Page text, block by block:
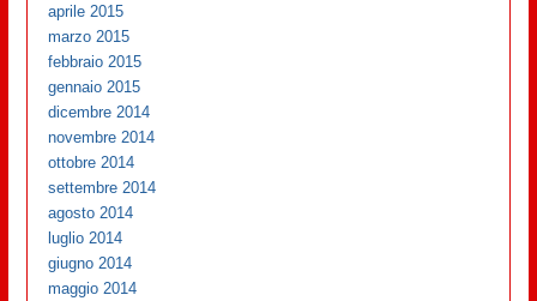
aprile 2015
marzo 2015
febbraio 2015
gennaio 2015
dicembre 2014
novembre 2014
ottobre 2014
settembre 2014
agosto 2014
luglio 2014
giugno 2014
maggio 2014